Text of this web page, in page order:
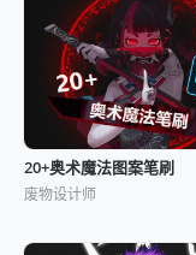
20+奥术魔法图案笔刷
废物设计师